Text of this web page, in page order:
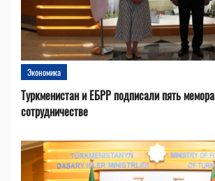
Экономика
Туркменистан и ЕБРР подписали пять
сотрудничестве